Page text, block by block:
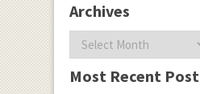
Archives
Archives
Most Recent Post